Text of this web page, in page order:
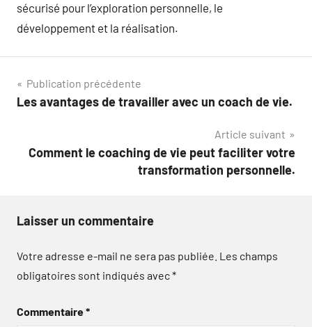
sécurisé pour l’exploration personnelle, le
développement et la réalisation.
Navigation
de
Publication précédente
Les avantages de travailler avec un coach de vie.
Article suivant
Comment le coaching de vie peut faciliter votre
transformation personnelle.
Laisser un commentaire
Votre adresse e-mail ne sera pas publiée. Les champs
obligatoires sont indiqués avec*
Commentaire*